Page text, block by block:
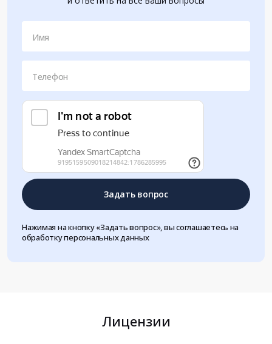
Имя
Телефон
Задать вопрос
Нажимая на кнопку «Задать вопрос», вы соглашаетесь на
обработку персональных данных
Лицензии